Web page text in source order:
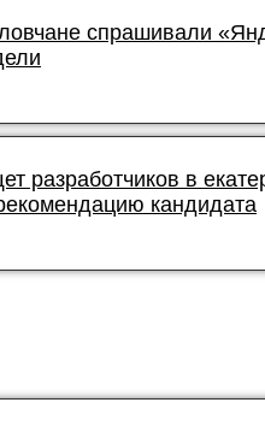
спрашивали
разработчиков в
кандидата